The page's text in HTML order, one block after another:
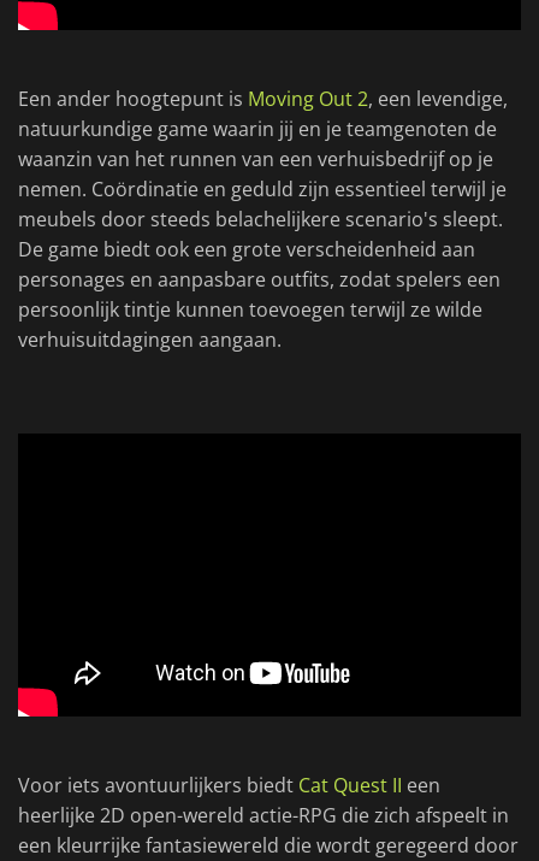
Een ander hoogtepunt is Moving Out 2, een levendige,
natuurkundige game waarin jij en je teamgenoten de
waanzin van het runnen van een verhuisbedrijf op je
nemen. Coördinatie en geduld zijn essentieel terwijl je
meubels door steeds belachelijkere scenario's sleept.
De game biedt ook een grote verscheidenheid aan
personages en aanpasbare outfits, zodat spelers een
persoonlijk tintje kunnen toevoegen terwijl ze wilde
verhuisuitdagingen aangaan.
Voor iets avontuurlijkers biedt Cat Quest II een
heerlijke 2D open-wereld actie-RPG die zich afspeelt in
een kleurrijke fantasiewereld die wordt geregeerd door